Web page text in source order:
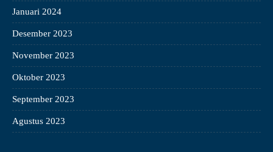
Januari 2024
Desember 2023
November 2023
Oktober 2023
September 2023
Agustus 2023